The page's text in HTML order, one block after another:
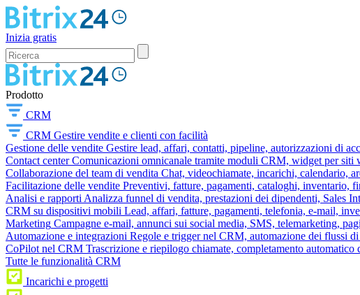
Inizia gratis
Prodotto
CRM
CRM Gestire vendite e clienti con facilità
Gestione delle vendite Gestire lead, affari, contatti, pipeline, autorizzazioni di
Contact center Comunicazioni omnicanale tramite moduli CRM, widget per siti
Collaborazione del team di vendita Chat, videochiamate, incarichi, calendario,
Facilitazione delle vendite Preventivi, fatture, pagamenti, cataloghi, inventario,
Analisi e rapporti Analizza funnel di vendita, prestazioni dei dipendenti, Sales
CRM su dispositivi mobili Lead, affari, fatture, pagamenti, telefonia, e-mail,
Marketing Campagne e-mail, annunci sui social media, SMS, telemarketing,
Automazione e integrazioni Regole e trigger nel CRM, automazione dei flussi
CoPilot nel CRM Trascrizione e riepilogo chiamate, completamento
Tutte le funzionalità CRM
Incarichi e progetti